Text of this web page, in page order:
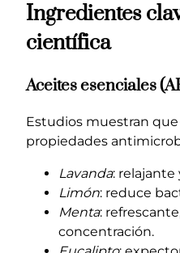
Ingredientes
científica
Aceites esenciales
Estudios muestran
propiedades
Lavanda:
Limón: reduce
Menta:
concentración.